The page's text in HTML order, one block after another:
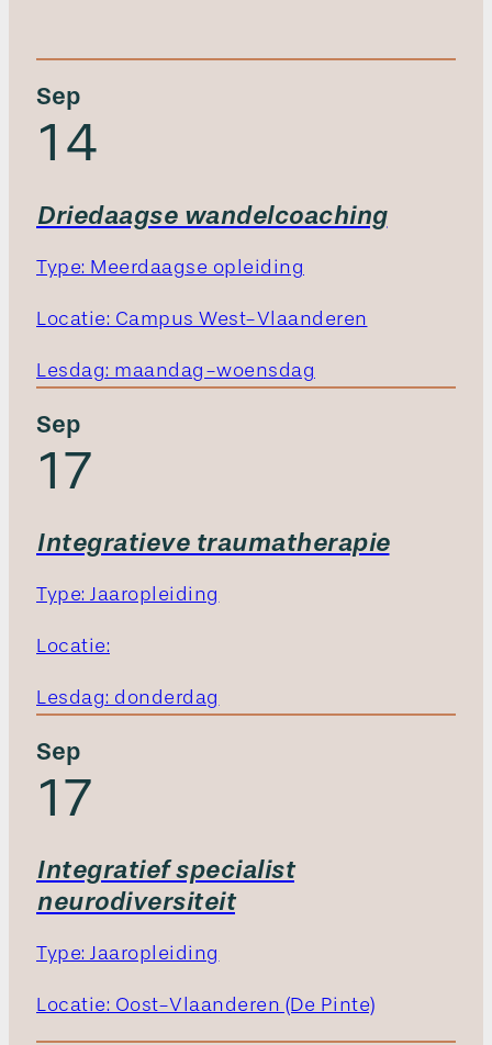
Sep
14
Driedaagse wandelcoaching
Type: Meerdaagse opleiding
Locatie: Campus West-Vlaanderen
Lesdag: maandag-woensdag
Sep
17
Integratieve traumatherapie
Type: Jaaropleiding
Locatie:
Lesdag: donderdag
Sep
17
Integratief specialist
neurodiversiteit
Type: Jaaropleiding
Locatie: Oost-Vlaanderen (De Pinte)